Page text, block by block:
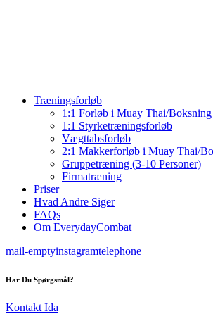
Træningsforløb
1:1 Forløb i Muay Thai/Boksning
1:1 Styrketræningsforløb
Vægttabsforløb
2:1 Makkerforløb i Muay Thai/
Gruppetræning (3-10 Personer)
Firmatræning
Priser
Hvad Andre Siger
FAQs
Om EverydayCombat
mail-emptyinstagramtelephone
Har Du Spørgsmål?
Kontakt Ida